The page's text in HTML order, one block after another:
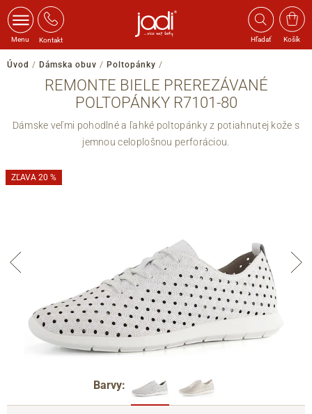
Menu Kontakt Hľadať Košík
Úvod / Dámska obuv / Poltopánky /
REMONTE BIELE PREREZÁVANÉ
POLTOPÁNKY R7101-80
Dámske veľmi pohodlné a ľahké poltopánky z potiahnutej kože s
jemnou celoplošnou perforáciou.
ZĽAVA 20 %
Barvy: